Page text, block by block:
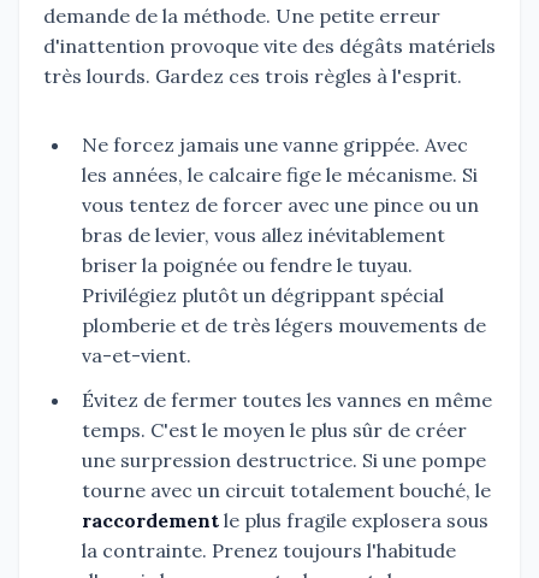
demande de la méthode. Une petite erreur
d'inattention provoque vite des dégâts matériels
très lourds. Gardez ces trois règles à l'esprit.
Ne forcez jamais une vanne grippée. Avec
les années, le calcaire fige le mécanisme. Si
vous tentez de forcer avec une pince ou un
bras de levier, vous allez inévitablement
briser la poignée ou fendre le tuyau.
Privilégiez plutôt un dégrippant spécial
plomberie et de très légers mouvements de
va-et-vient.
Évitez de fermer toutes les vannes en même
temps. C'est le moyen le plus sûr de créer
une surpression destructrice. Si une pompe
tourne avec un circuit totalement bouché, le
raccordement le plus fragile explosera sous
la contrainte. Prenez toujours l'habitude